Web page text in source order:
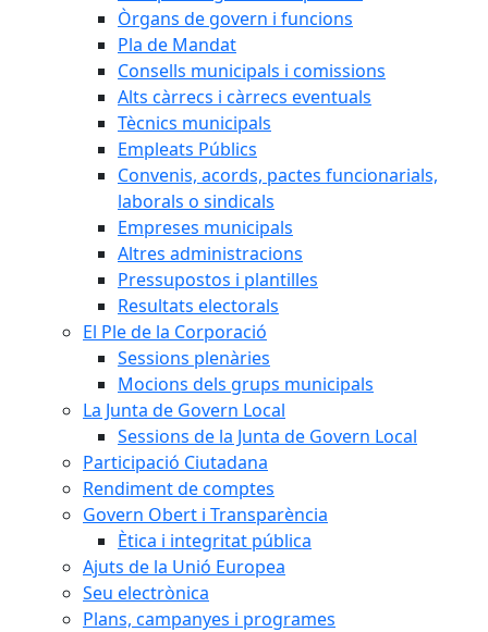
Òrgans de govern i funcions
Pla de Mandat
Consells municipals i comissions
Alts càrrecs i càrrecs eventuals
Tècnics municipals
Empleats Públics
Convenis, acords, pactes funcionarials,
laborals o sindicals
Empreses municipals
Altres administracions
Pressupostos i plantilles
Resultats electorals
El Ple de la Corporació
Sessions plenàries
Mocions dels grups municipals
La Junta de Govern Local
Sessions de la Junta de Govern Local
Participació Ciutadana
Rendiment de comptes
Govern Obert i Transparència
Ètica i integritat pública
Ajuts de la Unió Europea
Seu electrònica
Plans, campanyes i programes